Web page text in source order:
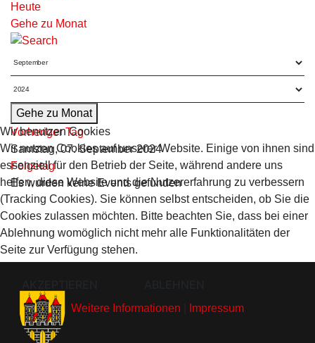
Heute
Gehe zu Monat
Gehe zu Monat
Vorheriger Tag
Samstag, 07. September 2024
Folgetag
Es wurden keine Events gefunden
Wir benutzen Cookies
Wir nutzen Cookies auf unserer Website. Einige von ihnen sind
essenziell für den Betrieb der Seite, während andere uns
helfen, diese Website und die Nutzererfahrung zu verbessern
(Tracking Cookies). Sie können selbst entscheiden, ob Sie die
Cookies zulassen möchten. Bitte beachten Sie, dass bei einer
Ablehnung womöglich nicht mehr alle Funktionalitäten der
Seite zur Verfügung stehen.
Weitere Informationen Impressum